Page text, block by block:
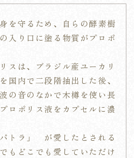
を守るため、自らの酵素樹
入り口に塗る物質がプロポ
スは、ブラジル産ユーカリ
国内で二段階抽出した後、
の音のなかで木樽を使い長
ロポリス液をカプセルに濃
トラ」 が愛したとされる
もどこでも愛していただけ